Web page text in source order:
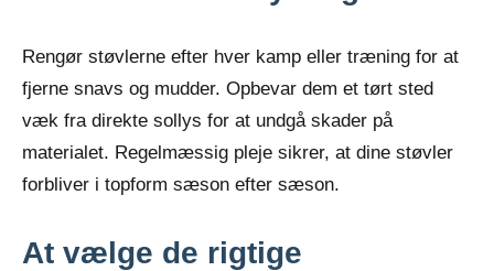
Rengør støvlerne efter hver kamp eller træning for at
fjerne snavs og mudder. Opbevar dem et tørt sted
væk fra direkte sollys for at undgå skader på
materialet. Regelmæssig pleje sikrer, at dine støvler
forbliver i topform sæson efter sæson.
At vælge de rigtige